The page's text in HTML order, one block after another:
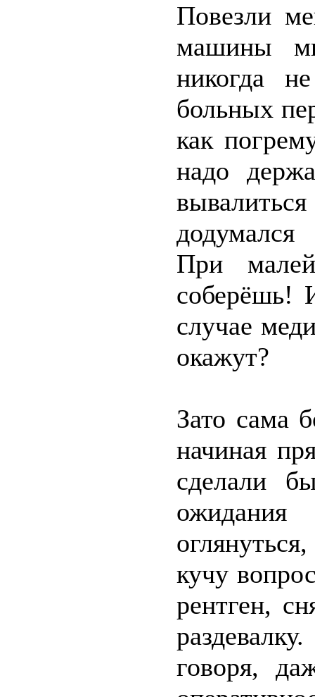
Повезли
машины
никогда
больных
как
надо
додумался
При
соберёшь!
случае
окажут?
Зато сама
начиная
сделали
кучу
рентген,
говоря,